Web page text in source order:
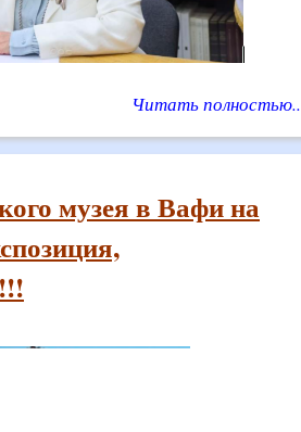
Читать полностью..
музея в Вафи на